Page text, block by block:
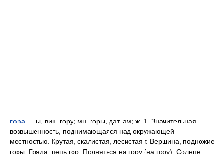
гора — ы, вин. гору; мн. горы, дат. ам; ж. 1. Значительная
возвышенность, поднимающаяся над окружающей
местностью. Крутая, скалистая, лесистая г. Вершина, подножие
горы. Гряда, цепь гор. Подняться на гору (на гору). Солнце